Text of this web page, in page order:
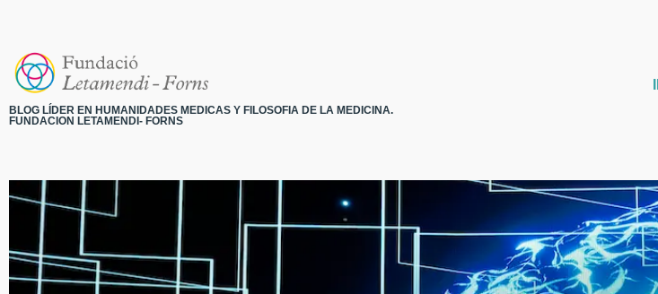
BLOG LÍDER EN HUMANIDADES MEDICAS Y FILOSOFIA DE LA MEDICINA.
FUNDACION LETAMENDI- FORNS